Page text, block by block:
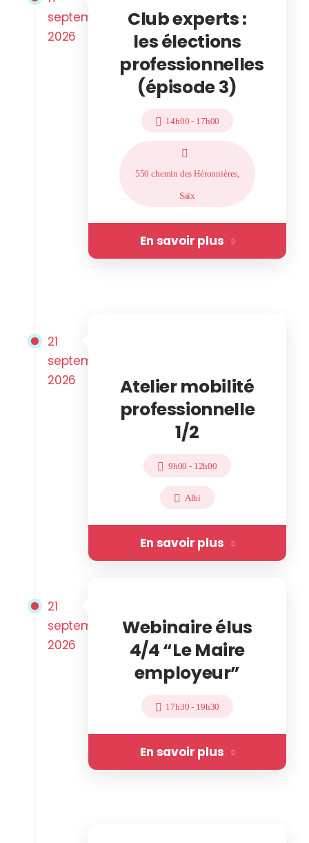
septembre
2026
Club experts :
les élections
professionnelles
(épisode 3)
14h00 - 17h00
550 chemin des Héronnières,
Saïx
En savoir plus
21
septembre
2026
Atelier mobilité
professionnelle
1/2
9h00 - 12h00
Albi
En savoir plus
21
septembre
2026
Webinaire élus
4/4 “Le Maire
employeur”
17h30 - 19h30
En savoir plus